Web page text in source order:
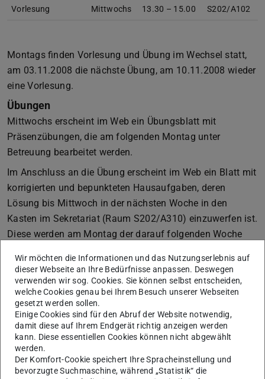
Vorlesung Mittwochs 13.30 – 15.00 S202/A102
Montags finden Vorlesung und Übung im Wechsel statt,
am 03.11.2008 die nächste Übung, am 10.11.2008 wieder
eine Vorlesung.
Übungen
Mittwochs erscheint im Web ein Übungsblatt mit
Präsenzübungen, die am folgenden Montag unter
Betreuung bearbeitet werden.
Im Anschluss an die Übung erscheint im Web ein Blatt mit
korrigierten und bepunkteten Hausaufgaben, deren
Lösung bis Mittwoch in der nächsten Woche in den
Kasten im Sekretariat (Raum S202/A310) einzuwerfen ist.
Diese werden am Montag der darauf folgenden Woche
Es wird dringend empfohlen, sich intensiv mit den
Übungsblättern und Hausaufgaben zu beschäftigen und
diese selbstständig zu lösen.
Klausur
Die Klausur findet am Dienstag, den 03.03.2009 von 14
bis 17 Uhr in S202/A313 statt. Erlaubtes Hilfsmittel ist
das BuchSemantik und Programmverifikation.
Wir möchten die Informationen und das Nutzungserlebnis auf
dieser Webseite an Ihre Bedürfnisse anpassen. Deswegen
verwenden wir sog. Cookies. Sie können selbst entscheiden,
welche Cookies genau bei Ihrem Besuch unserer Webseiten
gesetzt werden sollen.
Einige Cookies sind für den Abruf der Website notwendig,
damit diese auf Ihrem Endgerät richtig anzeigen werden
kann. Diese essentiellen Cookies können nicht abgewählt
werden.
Der Komfort-Cookie speichert Ihre Spracheinstellung und
bevorzugte Suchmaschine, während „Statistik“ die